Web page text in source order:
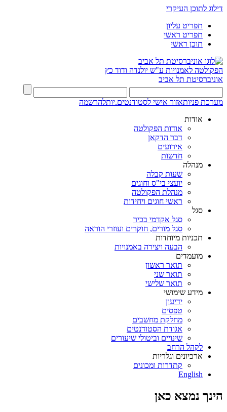
דילוג לתוכן העיקרי
תפריט עליון
תפריט ראשי
תוכן ראשי
הפקולטה לאמנויות ע"ש יולנדה ודוד כץ
אוניברסיטת תל אביב
מערכת פניותאזור אישי לסטודנטים.יותלהרשמה
אודות
אודות הפקולטה
דבר הדקאן
אירועים
חדשות
מנהלה
שעות קבלה
יועצי בי"ס וחוגים
מנהלת הפקולטה
ראשי חוגים ויחידות
סגל
סגל אקדמי בכיר
סגל מורים, חוקרים ועוזרי הוראה
תכניות מיוחדות
הבעה ויצירה באמנויות
מועמדים
תואר ראשון
תואר שני
תואר שלישי
מידע שימושי
ידיעון
טפסים
מחלקת מחשבים
אגודת הסטודנטים
שינויים וביטולי שיעורים
לקהל הרחב
ארכיונים וגלריות
קתדרות ומכונים
English
הינך נמצא כאן